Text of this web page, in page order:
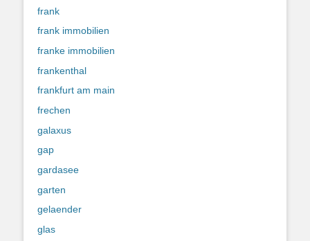
frank
frank immobilien
franke immobilien
frankenthal
frankfurt am main
frechen
galaxus
gap
gardasee
garten
gelaender
glas